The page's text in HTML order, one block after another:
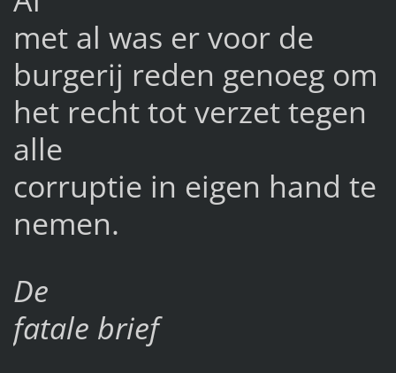
met al was er voor de
burgerij reden genoeg om
het recht tot verzet tegen
alle
corruptie in eigen hand te
nemen.
De
fatale brief